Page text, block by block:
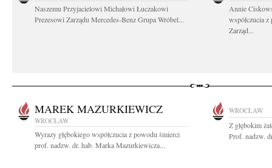
Naszemu Przyjacielowi Michałowi Łuczakowi
Prezesowi Zarządu Mercedes-Benz Grupa Wróbel...
Annie
współczucia
Zarząd...
MAREK MAZURKIEWICZ
WROCŁAW
Wyrazy głębokiego współczucia z powodu śmierci
prof. nadzw. dr. hab. Marka Mazurkiewicza...
WROCŁAW
Z głębokim
Prof. nadzw.